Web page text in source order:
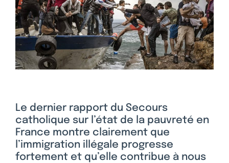
Le dernier rapport du Secours
catholique sur l’état de la pauvreté en
France montre clairement que
l’immigration illégale progresse
fortement et qu’elle contribue à nous